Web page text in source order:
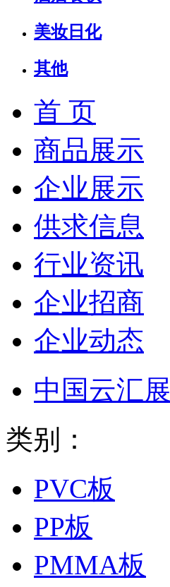
美妆日化
其他
首 页
商品展示
企业展示
供求信息
行业资讯
企业招商
企业动态
中国云汇展
类别：
PVC板
PP板
PMMA板